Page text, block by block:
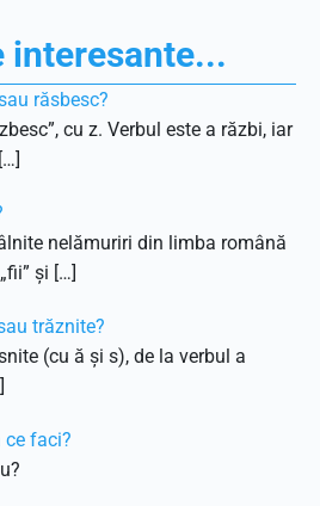
răsbesc?
cu z. Verbul este a răzbi, iar
nelămuriri din limba română
și […]
trăznite?
(cu ă și s), de la verbul a
ce faci?